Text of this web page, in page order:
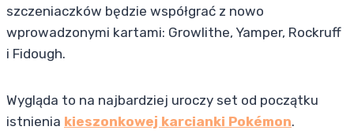
szczeniaczków będzie współgrać z nowo
wprowadzonymi kartami: Growlithe, Yamper, Rockruff
i Fidough.
Wygląda to na najbardziej uroczy set od początku
istnienia kieszonkowej karcianki Pokémon.